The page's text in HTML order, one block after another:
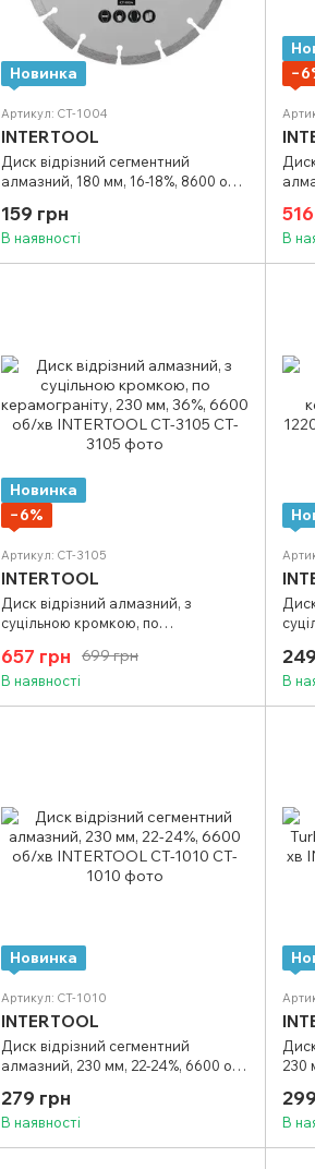
Новинка
Артикул: CT-1004
INTERTOOL
Диск відрізний сегментний
алмазний, 180 мм, 16-18%, 8600 об/
159 грн
В наявності В
Новинка
−6%
Артикул: CT-3105
INTERTOOL
Диск відрізний алмазний, з
суцільною кромкою, по
об/хв INTERTOOL CT-3105
699 грн
657 грн
В наявності
об/
В
Новинка
Артикул: CT-1010
INTERTOOL
Диск відрізний сегментний
алмазний, 230 мм, 22-24%, 6600 об/
279 грн
В наявності
230
В